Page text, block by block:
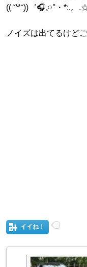
(( ˘꒳˘))゛🎧𓈒𓏸°・*:.。
ノイズは出てるけど
イイね！